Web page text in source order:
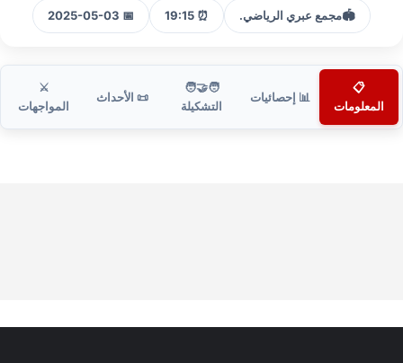
🏟️مجمع عبري الرياضي. ⏰ 19:15
📅 2025-05-03
📋
المعلومات
📊 إحصائيات
🧑‍🤝‍🧑
التشكيلة
📜 الأحداث
⚔️
المواجهات